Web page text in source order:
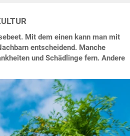
Mit dem einen kann man mit
entscheidend. Manche
und Schädlinge fern. Andere